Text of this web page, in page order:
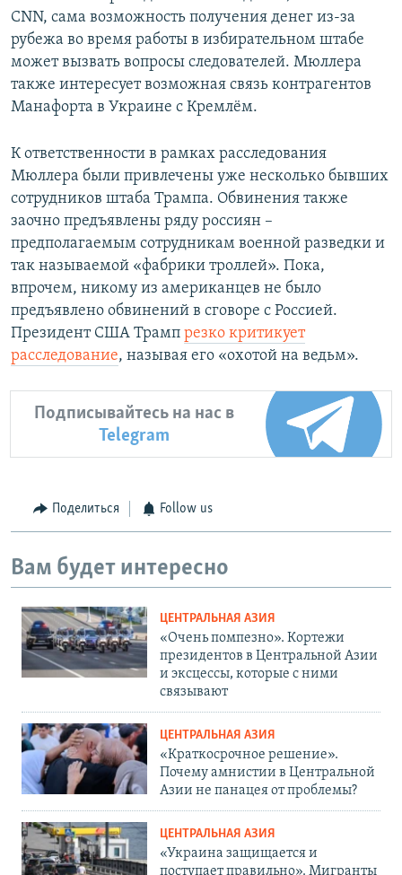
CNN, сама возможность получения денег из-за
рубежа во время работы в избирательном штабе
может вызвать вопросы следователей. Мюллера
также интересует возможная связь контрагентов
Манафорта в Украине с Кремлём.
К ответственности в рамках расследования
Мюллера были привлечены уже несколько бывших
сотрудников штаба Трампа. Обвинения также
заочно предъявлены ряду россиян –
предполагаемым сотрудникам военной разведки и
так называемой «фабрики троллей». Пока,
впрочем, никому из американцев не было
предъявлено обвинений в сговоре с Россией.
Президент США Трамп резко критикует
расследование, называя его «охотой на ведьм».
Подписывайтесь на нас в
Telegram
Поделиться Follow us
Вам будет интересно
ЦЕНТРАЛЬНАЯ АЗИЯ
«Очень помпезно». Кортежи
президентов в Центральной Азии
и эксцессы, которые с ними
связывают
ЦЕНТРАЛЬНАЯ АЗИЯ
«Краткосрочное решение».
Почему амнистии в Центральной
Азии не панацея от проблемы?
ЦЕНТРАЛЬНАЯ АЗИЯ
«Украина защищается и
поступает правильно». Мигранты